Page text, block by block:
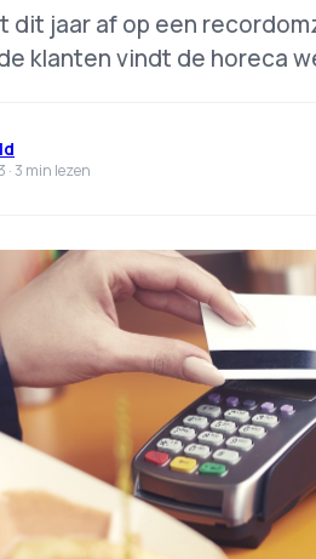
dit jaar af op een
klanten vindt de horeca
·3 min lezen